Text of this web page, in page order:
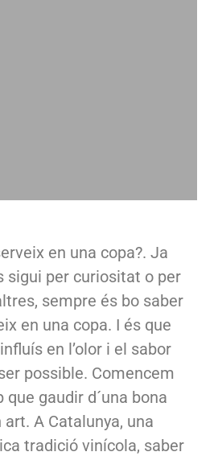
en una copa?. Ja
sigui per curiositat o per
sempre és bo saber
en una copa. I és que
en l’olor i el sabor
possible. Comencem
que gaudir d´una bona
A Catalunya, una
tradició vinícola, saber